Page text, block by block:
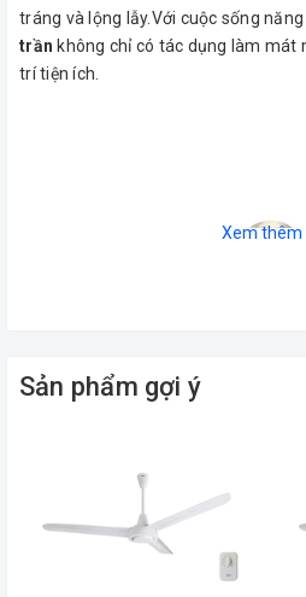
tráng và lộng lẫy.Với cuộc sống
trần không chỉ có tác dụng làm mát
trí tiện ích.
Xem thêm
Sản phẩm gợi ý